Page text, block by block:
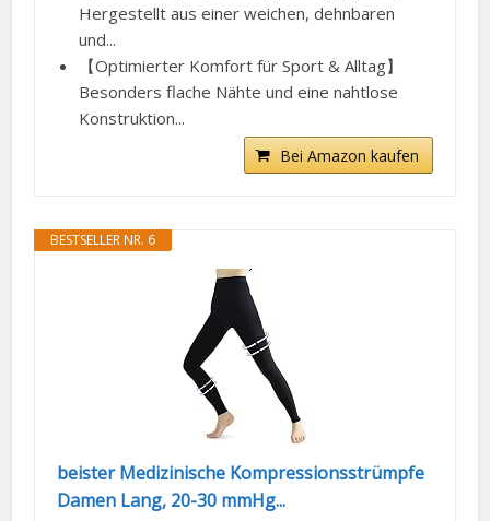
Hergestellt aus einer weichen, dehnbaren
und...
【Optimierter Komfort für Sport & Alltag】
Besonders flache Nähte und eine nahtlose
Konstruktion...
Bei Amazon kaufen
BESTSELLER NR. 6
beister Medizinische Kompressionsstrümpfe
Damen Lang, 20-30 mmHg...